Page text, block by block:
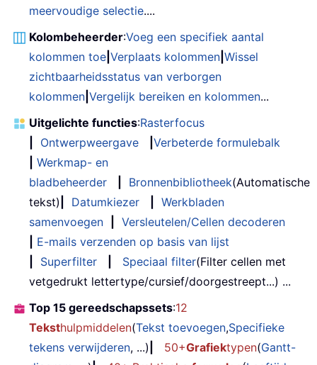
meervoudige selectie....
Kolombeheerder:Voeg een specifiek aantal
kolommen toe Verplaats kolommen Wissel
zichtbaarheidsstatus van verborgen
kolommen Vergelijk bereiken en kolommen...
Uitgelichte functies:Rasterfocus
Ontwerpweergave
Verbeterde formulebalk
Werkmap- en
bladbeheerder
Bronnenbibliotheek(Automatische
tekst)
Datumkiezer
Werkbladen
samenvoegen
Versleutelen/Cellen decoderen
E-mails verzenden op basis van lijst
Superfilter Speciaal filter(Filter cellen met
vetgedrukt lettertype/cursief/doorgestreept...) ...
Top 15 gereedschapssets:12
Teksthulpmiddelen(Tekst toevoegen,Specifieke
tekens verwijderen, ...) 50+Grafiektypen(Gantt-